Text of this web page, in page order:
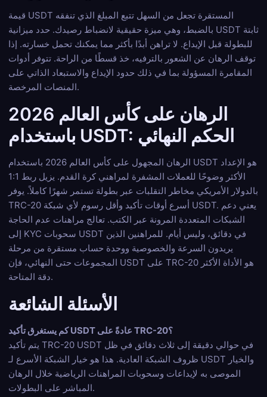
قيمة USDT المستقرة تجعل من السهل تتبع المبلغ الذي تنفقه
بالضبط، وهي ميزة حقيقية لانضباط رصيدك. حدد ميزانية USDT ثابتة
للبطولة قبل الإيداع. لا تراهن أبدًا بأكثر مما يمكنك تحمل خسارته. إذا
توقف الرهان عن الشعور بالترفيه، خذ قسطًا من الراحة. تتوفر أدوات
المقامرة المسؤولة بما في ذلك حدود الإيداع والاستبعاد الذاتي على
المنصات المرخصة.
الرهان على كأس العالم 2026
باستخدام USDT: الحكم النهائي
الرهان المجهول على كأس العالم 2026 باستخدام USDT هو الإعداد
الأكثر وضوحًا للعملات المشفرة لمراهني كرة القدم. يزيل ربط 1:1
بالدولار الأمريكي مخاطر التقلبات عبر بطولة تستمر شهرًا كاملاً. يوفر
TRC-20 أسرع أوقات تأكيد وأقل رسوم لأي شبكة USDT. يعني دعم
الشبكات المتعددة المرونة عبر الكتب. تعالج مراهنات عدم الحاجة
إلى KYC سحوبات USDT في دقائق، وليس أيام. للمراهنين الذين
يريدون السرعة والخصوصية ووحدة حساب مستقرة من مرحلة
المجموعات حتى النهائي، فإن USDT على TRC-20 هو الأداة الأكثر
دقة المتاحة.
الأسئلة الشائعة
كم يستغرق تأكيد USDT عادةً على TRC-20؟
يتم تأكيد TRC-20 USDT في حوالي دقيقة إلى ثلاث دقائق في ظل
ظروف الشبكة العادية. هذا هو خيار الشبكة الأسرع لـ USDT والخيار
الموصى به لإيداعات وسحوبات المراهنات الرياضية خلال الرهان
المباشر على البطولات.